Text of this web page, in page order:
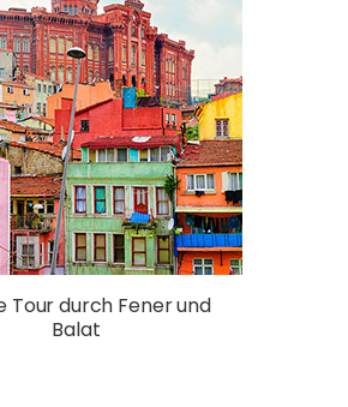
Tour durch Fener und
Balat